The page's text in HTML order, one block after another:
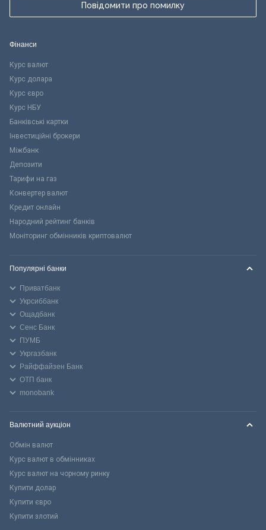
Повідомити про помилку
Фінанси
Курс валют
Курс долара
Курс євро
Курс НБУ
Банківські картки
Інвестиційні брокери
Міжбанк
Депозити
Тарифи на газ
Конвертер валют
Кредит онлайн
Народний рейтинг банків
Моніторинг обмінників криптовалют
Популярні банки
Приватбанк
Укрсиббанк
Ощадбанк
Сенс Банк
ПУМБ
Укргазбанк
Райффайзен Банк
ОТП банк
monobank
Валютний аукціон
Обмін валют
Курс валют в обмінниках
Курс валют на чорному ринку
Купити долар
Купити євро
Купити злотий